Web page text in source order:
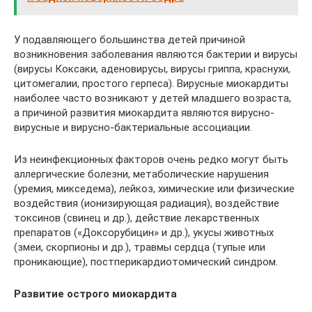
У подавляющего большинства детей причиной
возникновения заболевания являются бактерии и вирусы
(вирусы Коксаки, аденовирусы, вирусы гриппа, краснухи,
цитомегалии, простого герпеса). Вирусные миокардиты
наиболее часто возникают у детей младшего возраста,
а причиной развития миокардита являются вирусно-
вирусные и вирусно-бактериальные ассоциации.
Из неинфекционных факторов очень редко могут быть
аллергические болезни, метаболические нарушения
(уремия, микседема), лейкоз, химические или физические
воздействия (ионизирующая радиация), воздействие
токсинов (свинец и др.), действие лекарственных
препаратов («Доксорубицин» и др.), укусы животных
(змеи, скорпионы и др.), травмы сердца (тупые или
проникающие), постперикардиотомический синдром.
Развитие острого миокардита